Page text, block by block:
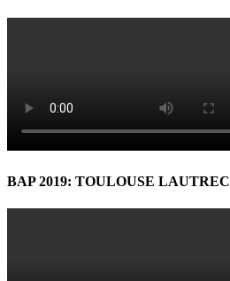
BAP 2019: TOULOUSE LAUTREC